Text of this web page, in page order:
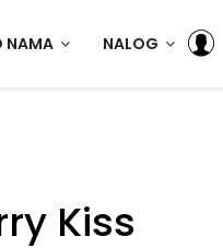
NAMA NALOG
Kiss